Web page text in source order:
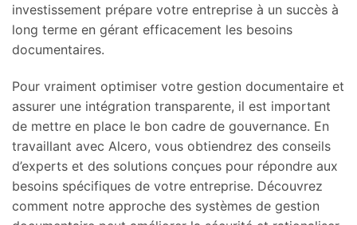
investissement prépare votre entreprise à un succès à
long terme en gérant efficacement les besoins
documentaires.
Pour vraiment optimiser votre gestion documentaire et
assurer une intégration transparente, il est important
de mettre en place le bon cadre de gouvernance. En
travaillant avec Alcero, vous obtiendrez des conseils
d’experts et des solutions conçues pour répondre aux
besoins spécifiques de votre entreprise. Découvrez
comment notre approche des systèmes de gestion